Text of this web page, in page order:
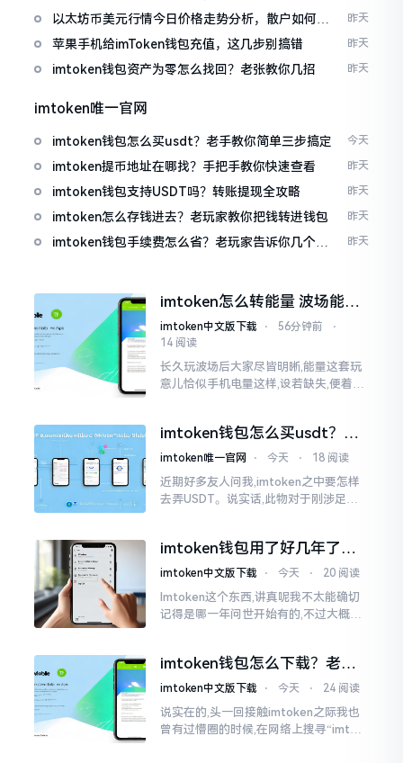
以太坊币美元行情今日价格走势分析，散户如何避
免追涨杀跌被套牢
昨天
苹果手机给imToken钱包充值，这几步别搞错 昨天
imtoken钱包资产为零怎么找回？老张教你几招 昨天
imtoken唯一官网
imtoken钱包怎么买usdt？老手教你简单三步搞定 今天
imtoken提币地址在哪找？手把手教你快速查看 昨天
imtoken钱包支持USDT吗？转账提现全攻略 昨天
imtoken怎么存钱进去？老玩家教你把钱转进钱包 昨天
imtoken钱包手续费怎么省？老玩家告诉你几个实
昨天
imtoken怎么转能量 波场能量
转换教程
imtoken中文版下载 ⋅ 56分钟前
⋅
14 阅读
长久玩波场后大家尽皆明晰,能量这套玩
意儿恰似手机电量这样,设若缺失,便着实
imtoken钱包怎么买usdt？老
手教你简单三步搞定
imtoken唯一官网 ⋅ 今天 ⋅ 18 阅读
近期好多友人问我,imtoken之中要怎样
去弄USDT。说实话,此物对于刚涉足币
imtoken钱包用了好几年了，
到底多少年了？
imtoken中文版下载 ⋅ 今天 ⋅ 20 阅读
Imtoken这个东西,讲真呢我不太能确切
记得是哪一年问世开始有的,不过大概在
多快要十年的时间了。
imtoken钱包怎么下载？老用
户告诉你靠谱渠道
imtoken中文版下载 ⋅ 今天 ⋅ 24 阅读
说实在的,头一回接触imtoken之际我也
曾有过懵圈的时候,在网络上搜寻“imtok